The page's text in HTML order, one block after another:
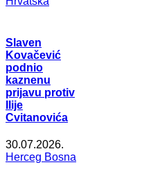
Slaven
Kovačević
podnio
kaznenu
prijavu protiv
Ilije
Cvitanovića
30.07.2026.
Herceg Bosna